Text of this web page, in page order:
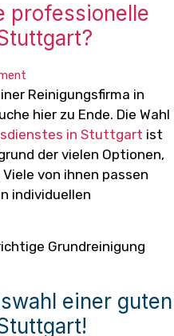
professionelle
Reinigungsfirma in
hier zu Ende. Die Wahl
in Stuttgart ist
der vielen Optionen,
von ihnen passen
individuellen
Grundreinigung
einer guten